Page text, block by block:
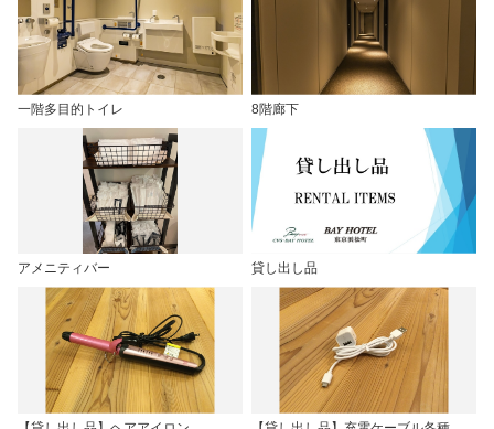
一階多目的トイレ 8階廊下
アメニティバー 貸し出し品